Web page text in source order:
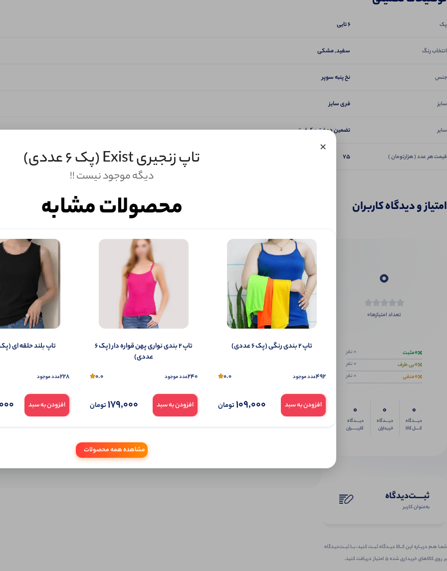
پک 6 تایی
انتخاب رنگ سفید, مشکی
جنس نخ پنبه سوپر
سایز فری سایز
سایر تضمین دوخت و کیفیت
قیمت هر عدد ( هزارتومان ) 75
امتیاز و دیدگاه کاربران
0
تعداد امتیازها0
0مثبت 0 نفر
0بی طرف 0 نفر
0منفی 0 نفر
0
دیــــدگاه
کــــل کالا
0
دیــــدگاه
خریداران
0
دیــــدگاه
کاربـــــران
ثبـــــت‌دیدگاه
به‌عنوان کاربر
شمـا هـم دربـاره ایـن کــالا دیــدگاه ثبــت کنید، بــا ثبــت‌دیـدگاه
بر روی کالاهای خریداری شده ۵ امتیاز دریافت کنید.
ثبـــــت‌دیدگاه
شما هم می‌توانید در مورد این کالا نظر دهید.
تمایل می‌توانید به صورت ناشناس نیز دیدگاه خود را ثبت کنید.
× تاپ زنجیری Exist (پک 6 عددی)
دیگه موجود نیست !!
محصولات مشابه
تاپ ۲ بندی رنگی (پک 6 عددی)
492عدد موجود 0.0
افزودن به سبد 109,000تومان
تاپ ۲ بندی نواری پهن قواره دار (پک 6
عددی)
240عدد موجود 0.0
افزودن به سبد 179,000تومان
تاپ بلند حلقه ای (پک 6
228عدد موجود
افزودن به سبد
مشاهده همه محصولات